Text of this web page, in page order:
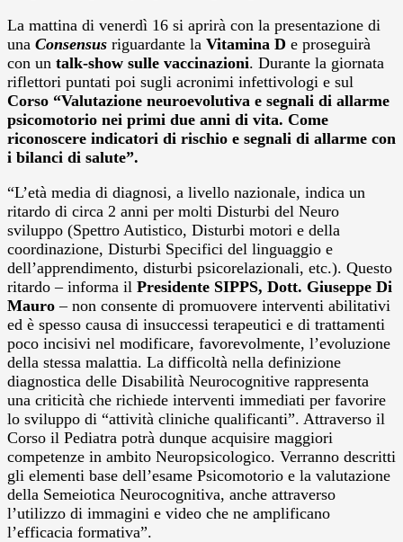
La mattina di venerdì 16 si aprirà con la presentazione di
una Consensus riguardante la Vitamina D e proseguirà
con un talk-show sulle vaccinazioni. Durante la giornata
riflettori puntati poi sugli acronimi infettivologi e sul
Corso “Valutazione neuroevolutiva e segnali di allarme
psicomotorio nei primi due anni di vita. Come
riconoscere indicatori di rischio e segnali di allarme con
i bilanci di salute”.
“L’età media di diagnosi, a livello nazionale, indica un
ritardo di circa 2 anni per molti Disturbi del Neuro
sviluppo (Spettro Autistico, Disturbi motori e della
coordinazione, Disturbi Specifici del linguaggio e
dell’apprendimento, disturbi psicorelazionali, etc.). Questo
ritardo – informa il Presidente SIPPS, Dott. Giuseppe Di
Mauro – non consente di promuovere interventi abilitativi
ed è spesso causa di insuccessi terapeutici e di trattamenti
poco incisivi nel modificare, favorevolmente, l’evoluzione
della stessa malattia. La difficoltà nella definizione
diagnostica delle Disabilità Neurocognitive rappresenta
una criticità che richiede interventi immediati per favorire
lo sviluppo di “attività cliniche qualificanti”. Attraverso il
Corso il Pediatra potrà dunque acquisire maggiori
competenze in ambito Neuropsicologico. Verranno descritti
gli elementi base dell’esame Psicomotorio e la valutazione
della Semeiotica Neurocognitiva, anche attraverso
l’utilizzo di immagini e video che ne amplificano
l’efficacia formativa”.